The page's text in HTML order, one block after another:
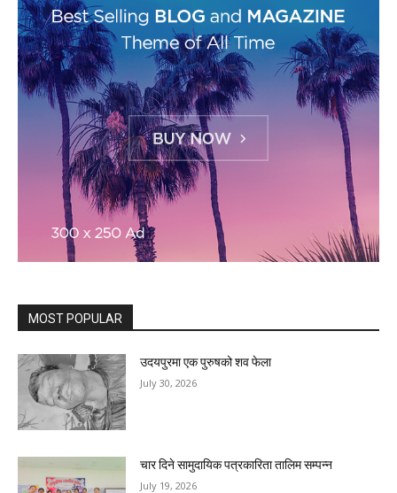
MOST POPULAR
उदयपुरमा एक पुरुषको शव फेला
July 30, 2026
चार दिने सामुदायिक पत्रकारिता तालिम सम्पन्न
July 19, 2026